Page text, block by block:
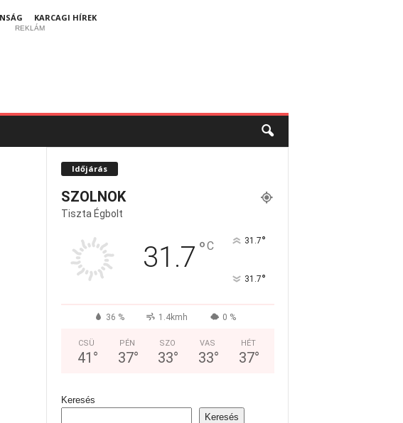
KARCAGI HÍREK
REKLÁM
Időjárás
SZOLNOK
Tiszta Égbolt
31.7 °C 31.7°
31.7°
36 % 1.4kmh 0 %
CSÜ
41 °
PÉN
37°
SZO
33°
VAS
33°
HÉT
37°
Keresés
Keresés